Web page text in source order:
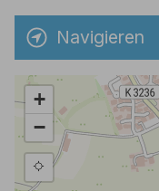
Navigieren